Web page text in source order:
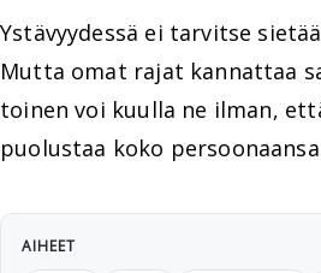
Ystävyydessä ei tarvitse
Mutta omat rajat kannattaa
toinen voi kuulla ne ilman,
puolustaa koko
AIHEET